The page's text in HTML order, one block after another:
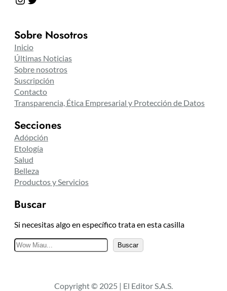
Sobre Nosotros
Inicio
Últimas Noticias
Sobre nosotros
Suscripción
Contacto
Transparencia, Ética Empresarial y Protección de Datos
Secciones
Adópción
Etología
Salud
Belleza
Productos y Servicios
Buscar
Si necesitas algo en específico trata en esta casilla
u
a
Buscar
Copyright © 2025 | El Editor S.A.S.